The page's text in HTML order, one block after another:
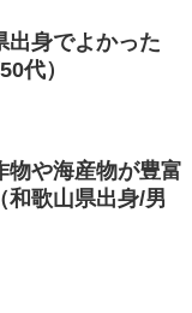
出身でよかった
代）
物や海産物が豊富
和歌山県出身/男